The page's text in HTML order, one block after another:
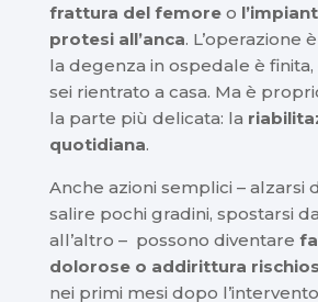
frattura del femoreo
protesi all’anca. L’operazione
la degenza in ospedale è
sei rientrato a casa. Ma è
la parte più delicata: la
quotidiana.
Anche azioni semplici – alzarsi
salire pochi gradini, spostarsi
all’altro – possono diventare
dolorose o addirittura
nei primi mesi dopo